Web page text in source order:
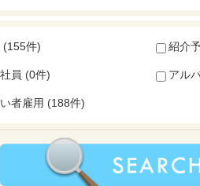
(155件) 紹介
員 (0件) アル
者雇用 (188件)